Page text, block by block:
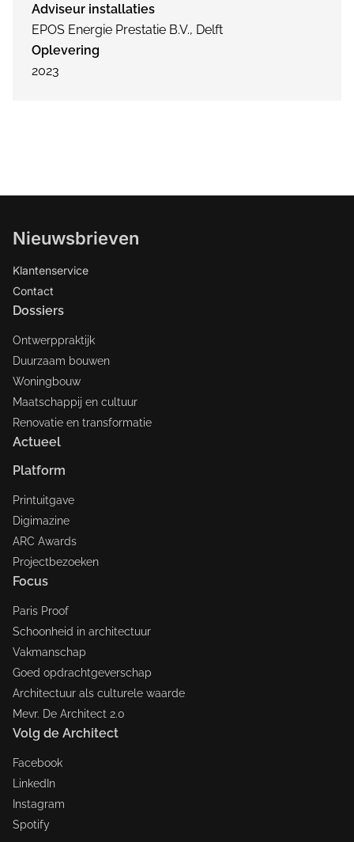
Adviseur installaties
EPOS Energie Prestatie B.V., Delft
Oplevering
2023
Nieuwsbrieven
Klantenservice
Contact
Dossiers
Ontwerppraktijk
Duurzaam bouwen
Woningbouw
Maatschappij en cultuur
Renovatie en transformatie
Actueel
Platform
Printuitgave
Digimazine
ARC Awards
Projectbezoeken
Focus
Paris Proof
Schoonheid in architectuur
Vakmanschap
Goed opdrachtgeverschap
Architectuur als culturele waarde
Mevr. De Architect 2.0
Volg de Architect
Facebook
LinkedIn
Instagram
Spotify